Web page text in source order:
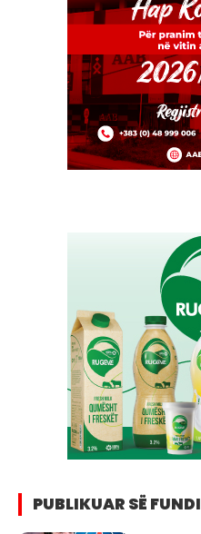
PUBLIKUAR SË FUNDI